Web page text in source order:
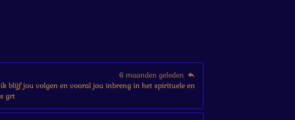
6 maanden geleden
blijf jou volgen en vooral jou inbreng in het spirituele en
grt